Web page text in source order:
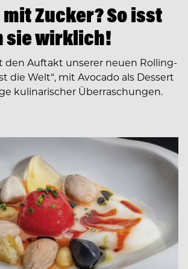
Zucker? So isst
sie wirklich!
den Auftakt unserer neuen Rolling-
die Welt“, mit Avocado als Dessert
kulinarischer Überraschungen.